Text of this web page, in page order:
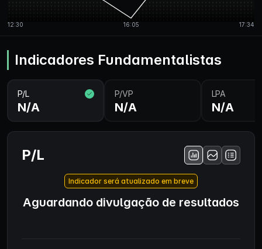
Indicadores Fundamentalistas
P/L
N/A
P/VP
N/A
LPA
N/A
P/L
Indicador será atualizado em breve
Aguardando divulgação de resultados